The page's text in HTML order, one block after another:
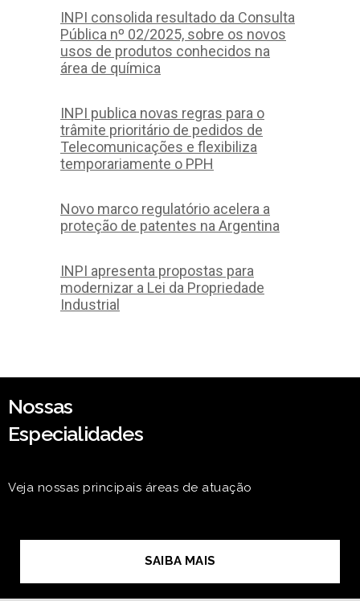
INPI consolida resultado da Consulta
Pública nº 02/2025, sobre os novos
usos de produtos conhecidos na
área de química
INPI publica novas regras para o
trâmite prioritário de pedidos de
Telecomunicações e flexibiliza
temporariamente o PPH
Novo marco regulatório acelera a
proteção de patentes na Argentina
INPI apresenta propostas para
modernizar a Lei da Propriedade
Industrial
Nossas
Especialidades
Veja nossas principais áreas de atuação
SAIBA MAIS